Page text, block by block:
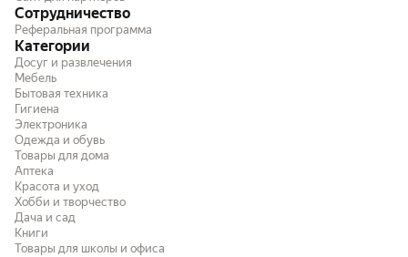
Сотрудничество
Реферальная программа
Категории
Досуг и развлечения
Мебель
Бытовая техника
Гигиена
Электроника
Одежда и обувь
Товары для дома
Аптека
Красота и уход
Хобби и творчество
Дача и сад
Книги
Товары для школы и офиса